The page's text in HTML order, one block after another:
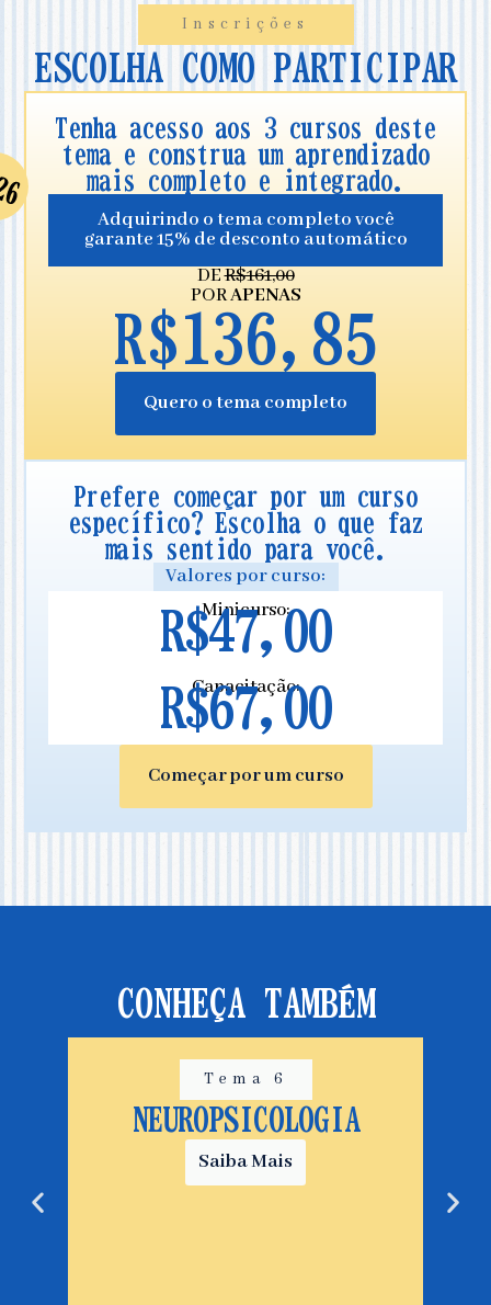
Inscrições
ESCOLHA COMO PARTICIPAR
Tenha acesso aos 3 cursos deste
tema e construa um aprendizado
mais completo e integrado.
Adquirindo o tema completo você
garante 15% de desconto automático
DER$161,00
PORAPENAS
R$136,85
Quero o tema completo
Prefere começar por um curso
específico? Escolha o que faz
mais sentido para você.
Valores por curso:
Minicurso:
R$47,00
Capacitação:
R$67,00
Começar por um curso
CONHEÇA TAMBÉM
Tema 6
NEUROPSICOLOGIA
Saiba Mais